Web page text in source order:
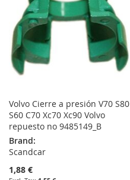
Volvo Cierre a presión V70 S80
S60 C70 Xc70 Xc90 Volvo
repuesto no 9485149_B
Brand:
Scandcar
1,88 €